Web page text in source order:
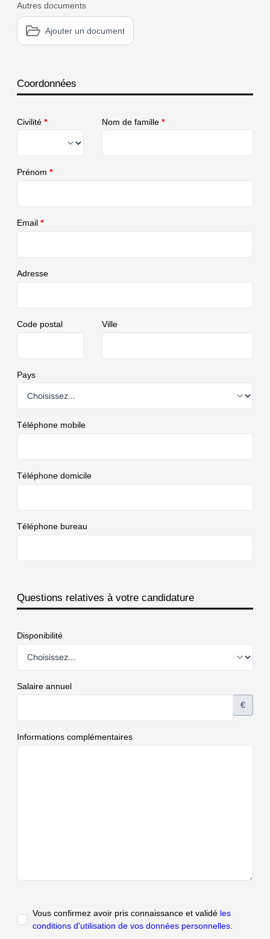
Autres documents
Ajouter un document
Coordonnées
Civilité * Nom de famille *
Prénom *
Email *
Adresse
Code postal Ville
Pays
Téléphone mobile
Téléphone domicile
Téléphone bureau
Questions relatives à votre candidature
Disponibilité
Salaire annuel
€
Informations complémentaires
Vous confirmez avoir pris connaissance et validé les
conditions d'utilisation de vos données personnelles.